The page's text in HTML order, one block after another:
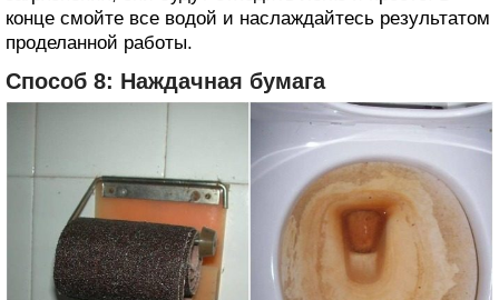
конце смойте все водой и наслаждайтесь результатом
проделанной работы.
Способ 8: Наждачная бумага